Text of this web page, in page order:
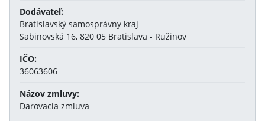
Dodávateľ:
Bratislavský samosprávny kraj
Sabinovská 16, 820 05 Bratislava - Ružinov
IČO:
36063606
Názov zmluvy:
Darovacia zmluva